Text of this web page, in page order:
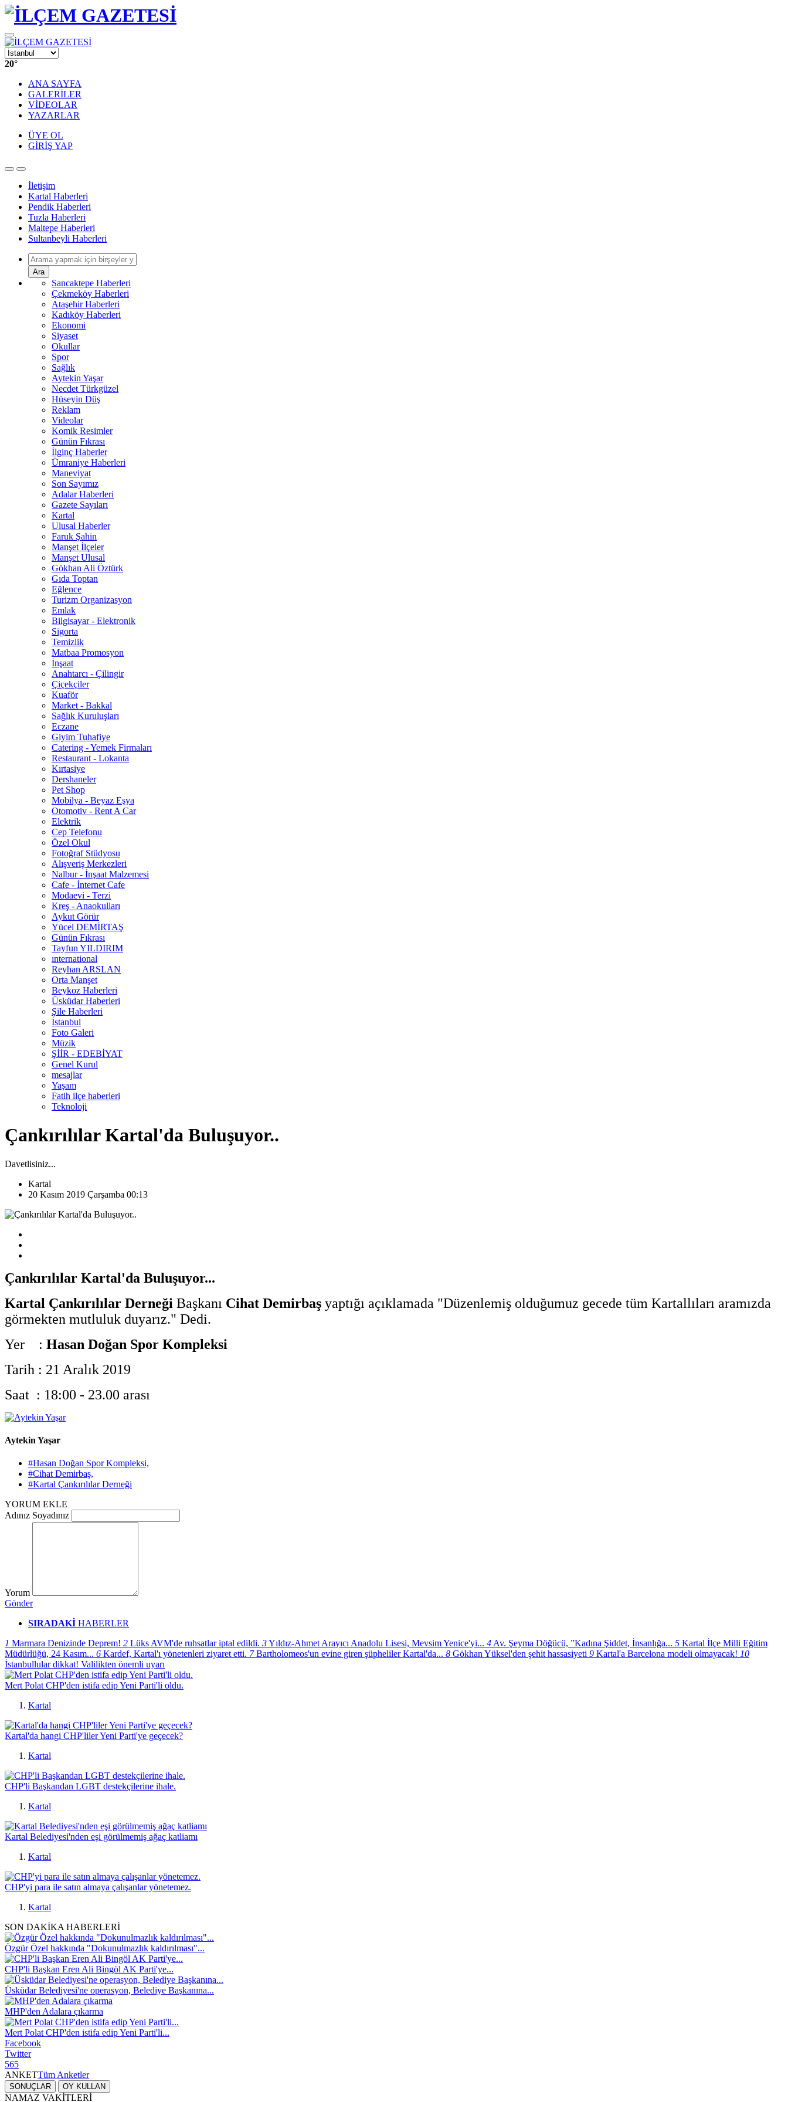
20°
ANA SAYFA
GALERİLER
VİDEOLAR
YAZARLAR
ÜYE OL
GİRİŞ YAP
İletişim
Kartal Haberleri
Pendik Haberleri
Tuzla Haberleri
Maltepe Haberleri
Sultanbeyli Haberleri
Ara
Sancaktepe Haberleri
Çekmeköy Haberleri
Ataşehir Haberleri
Kadıköy Haberleri
Ekonomi
Siyaset
Okullar
Spor
Sağlık
Aytekin Yaşar
Necdet Türkgüzel
Hüseyin Düş
Reklam
Videolar
Komik Resimler
Günün Fıkrası
İlginç Haberler
Ümraniye Haberleri
Maneviyat
Son Sayımız
Adalar Haberleri
Gazete Sayıları
Kartal
Ulusal Haberler
Faruk Şahin
Manşet İlçeler
Manşet Ulusal
Gökhan Ali Öztürk
Gıda Toptan
Eğlence
Turizm Organizasyon
Emlak
Bilgisayar - Elektronik
Sigorta
Temizlik
Matbaa Promosyon
İnşaat
Anahtarcı - Çilingir
Çiçekçiler
Kuaför
Market - Bakkal
Sağlık Kuruluşları
Eczane
Giyim Tuhafiye
Catering - Yemek Firmaları
Restaurant - Lokanta
Kırtasiye
Dershaneler
Pet Shop
Mobilya - Beyaz Eşya
Otomotiv - Rent A Car
Elektrik
Cep Telefonu
Özel Okul
Fotoğraf Stüdyosu
Alışveriş Merkezleri
Nalbur - İnşaat Malzemesi
Cafe - İnternet Cafe
Modaevi - Terzi
Kreş - Anaokulları
Aykut Görür
Yücel DEMİRTAŞ
Günün Fıkrası
Tayfun YILDIRIM
ınternational
Reyhan ARSLAN
Orta Manşet
Beykoz Haberleri
Üsküdar Haberleri
Şile Haberleri
İstanbul
Foto Galeri
Müzik
ŞİİR - EDEBİYAT
Genel Kurul
mesajlar
Yaşam
Fatih ilçe haberleri
Teknoloji
Çankırılılar Kartal'da Buluşuyor..
Davetlisiniz...
Kartal
20 Kasım 2019 Çarşamba 00:13
Çankırılılar Kartal'da Buluşuyor...
Kartal Çankırılılar Derneği Başkanı Cihat Demirbaş yaptığı açıklamada "Düzenlemiş olduğumuz gecede tüm Kartallıları aramızda
görmekten mutluluk duyarız." Dedi.
Yer : Hasan Doğan Spor Kompleksi
Tarih : 21 Aralık 2019
Saat : 18:00 - 23.00 arası
Aytekin Yaşar
#Hasan Doğan Spor Kompleksi,
#Cihat Demirbaş,
#Kartal Çankırılılar Derneği
YORUM EKLE
Adınız Soyadınız
Yorum
Gönder
SIRADAKİ HABERLER
1 Marmara Denizinde Deprem! 2 Lüks AVM'de ruhsatlar iptal edildi. 3Yıldız-Ahmet Arayıcı Anadolu Lisesi, Mevsim Yenice'yi... 4Av. Şeyma Döğücü, ”Kadına Şiddet, İnsanlığa... 5 Kartal İlçe Milli Eğitim
Müdürlüğü, 24 Kasım... 6 Kardef, Kartal'ı yönetenleri ziyaret etti. 7 Bartholomeos'un evine giren şüpheliler Kartal'da... 8 Gökhan Yüksel'den şehit hassasiyeti 9 Kartal'a Barcelona modeli olmayacak! 10
İstanbullular dikkat! Valilikten önemli uyarı
Mert Polat CHP'den istifa edip Yeni Parti'li oldu.
Kartal
Kartal'da hangi CHP'liler Yeni Parti'ye geçecek?
Kartal
CHP'li Başkandan LGBT destekçilerine ihale.
Kartal
Kartal Belediyesi'nden eşi görülmemiş ağaç katliamı
Kartal
CHP'yi para ile satın almaya çalışanlar yönetemez.
Kartal
SON DAKİKA HABERLERİ
Özgür Özel hakkında "Dokunulmazlık kaldırılması"...
CHP'li Başkan Eren Ali Bingöl AK Parti'ye...
Üsküdar Belediyesi'ne operasyon, Belediye Başkanına...
MHP'den Adalara çıkarma
Mert Polat CHP'den istifa edip Yeni Parti'li...
Facebook
Twitter
565
ANKETTüm Anketler
SONUÇLAR OY KULLAN
NAMAZ VAKİTLERİ